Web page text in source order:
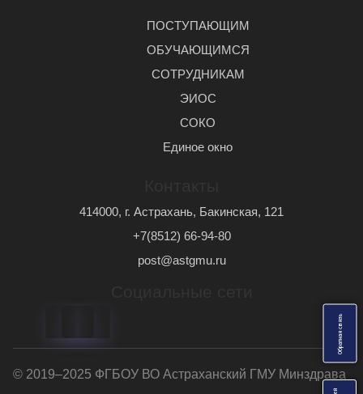
О
б
р
а
т
н
а
я
с
в
я
з
ь
ПОСТУПАЮЩИМ
ОБУЧАЮЩИМСЯ
СОТРУДНИКАМ
ЭИОС
СОКО
Единое окно
414000, г. Астрахань, Бакинская, 121
+7(8512) 66-94-80
post@astgmu.ru
© 2019–2025 ФГБОУ ВО Астраханский ГМУ Минздрава